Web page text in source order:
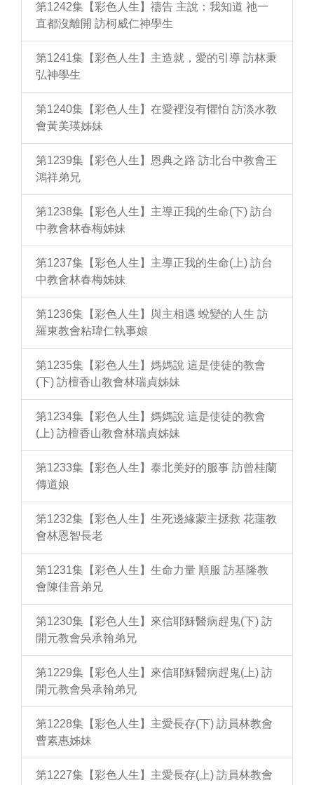
第1242集【彩色人生】禱告 主說：我知道 祂一
直都沒離開 訪柯威仁神學生
第1241集【彩色人生】主造就，愛的引導 訪林秉
弘神學生
第1240集【彩色人生】在愛裡沒有懼怕 訪淡水教
會黃美瑛姊妹
第1239集【彩色人生】恩典之路 訪北台中教會王
鴻祥弟兄
第1238集【彩色人生】主導正我的生命(下) 訪台
中教會林春梅姊妹
第1237集【彩色人生】主導正我的生命(上) 訪台
中教會林春梅姊妹
第1236集【彩色人生】與主相遇 蛻變的人生 訪
羅東教會粘瑋仁執事娘
第1235集【彩色人生】媽媽說 這是使徒的教會
(下) 訪檀香山教會林瑞貞姊妹
第1234集【彩色人生】媽媽說 這是使徒的教會
(上) 訪檀香山教會林瑞貞姊妹
第1233集【彩色人生】泰北美好的服事 訪曾桂蘭
傳道娘
第1232集【彩色人生】生死邊緣蒙主拯救 花蓮教
會林恩智長老
第1231集【彩色人生】生命力量 順服 訪基隆教
會陳佳音弟兄
第1230集【彩色人生】來信耶穌醫病趕鬼(下) 訪
開元教會吳承翰弟兄
第1229集【彩色人生】來信耶穌醫病趕鬼(上) 訪
開元教會吳承翰弟兄
第1228集【彩色人生】主愛長存(下) 訪員林教會
曹素惠姊妹
第1227集【彩色人生】主愛長存(上) 訪員林教會